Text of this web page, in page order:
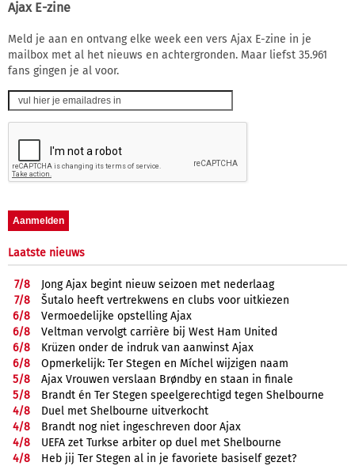
Ajax E-zine
Meld je aan en ontvang elke week een vers Ajax E-zine in je
mailbox met al het nieuws en achtergronden. Maar liefst 35.961
fans gingen je al voor.
Laatste nieuws
7/8
Jong Ajax begint nieuw seizoen met nederlaag
7/8
Šutalo heeft vertrekwens en clubs voor uitkiezen
6/8
Vermoedelijke opstelling Ajax
6/8
Veltman vervolgt carrière bij West Ham United
6/8
Krüzen onder de indruk van aanwinst Ajax
6/8
Opmerkelijk: Ter Stegen en Míchel wijzigen naam
5/8
Ajax Vrouwen verslaan Brøndby en staan in finale
5/8
Brandt én Ter Stegen speelgerechtigd tegen Shelbourne
4/8
Duel met Shelbourne uitverkocht
4/8
Brandt nog niet ingeschreven door Ajax
4/8
UEFA zet Turkse arbiter op duel met Shelbourne
4/8
Heb jij Ter Stegen al in je favoriete basiself gezet?